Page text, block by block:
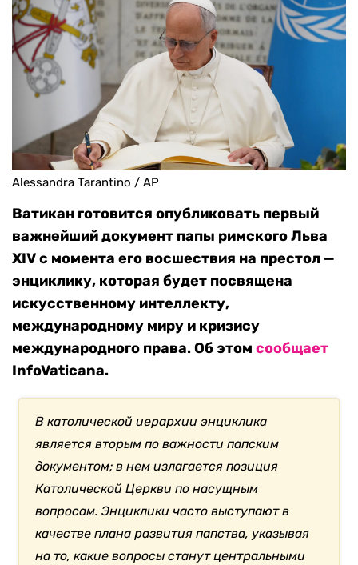
Alessandra Tarantino / AP
Ватикан готовится опубликовать первый
важнейший документ папы римского Льва
XIV с момента его восшествия на престол —
энциклику, которая будет посвящена
искусственному интеллекту,
международному миру и кризису
международного права. Об этом сообщает
InfoVaticana.
В католической иерархии энциклика
является вторым по важности папским
документом; в нем излагается позиция
Католической Церкви по насущным
вопросам. Энциклики часто выступают в
качестве плана развития папства, указывая
на то, какие вопросы станут центральными